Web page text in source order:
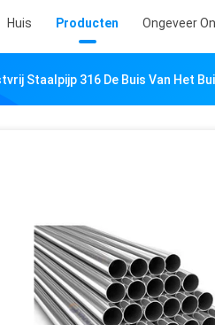
Huis Producten Ongeveer
Staalpijp 316 De Buis Van Het